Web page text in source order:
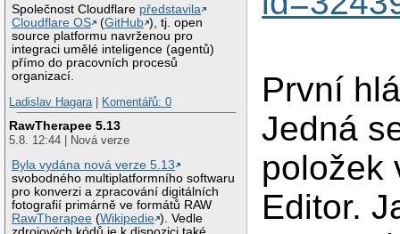
Společnost Cloudflare představila
Cloudflare OS
(GitHub ), tj. open
source platformu navrženou pro
integraci umělé inteligence (agentů)
přímo do pracovních procesů
organizací.
Ladislav Hagara| Komentářů: 0
RawTherapee 5.13
5.8. 12:44 | Nová verze
Byla vydána nová verze 5.13
svobodného multiplatformního softwaru
pro konverzi a zpracování digitálních
fotografií primárně ve formátů RAW
RawTherapee (Wikipedie ). Vedle
První
Jedná
položek
Editor.